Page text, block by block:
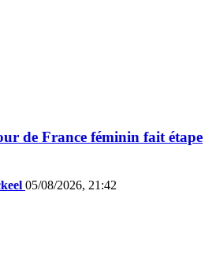
de France féminin fait étape
05/08/2026, 21:42